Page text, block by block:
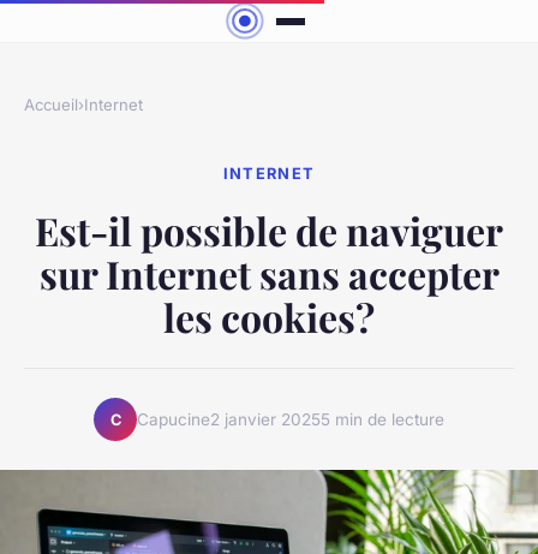
Accueil›Internet
INTERNET
Est-il possible de naviguer
sur Internet sans accepter
les cookies?
C Capucine2 janvier 20255 min de lecture